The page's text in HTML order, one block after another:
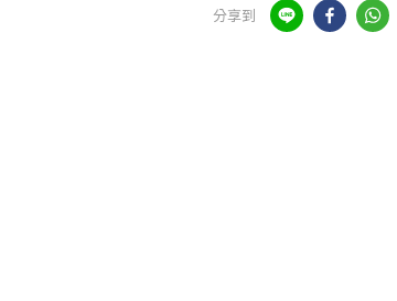
分享到